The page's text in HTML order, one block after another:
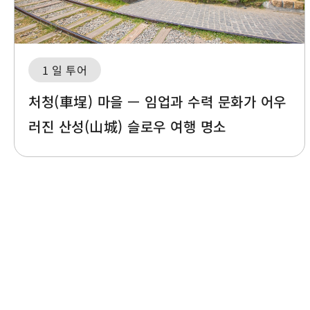
1 일 투어
처청(車埕) 마을 — 임업과 수력 문화가 어우
러진 산성(山城) 슬로우 여행 명소